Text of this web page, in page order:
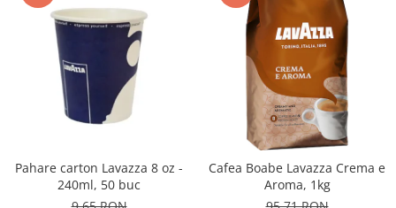
Pahare carton Lavazza 8 oz -
240ml, 50 buc
Cafea Boabe Lavazza Crema e
Aroma, 1kg